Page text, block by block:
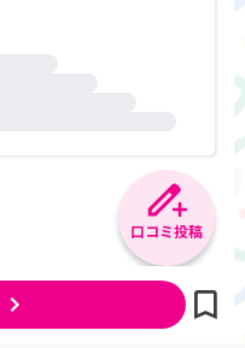
口コミ投稿